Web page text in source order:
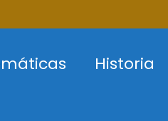
Historia